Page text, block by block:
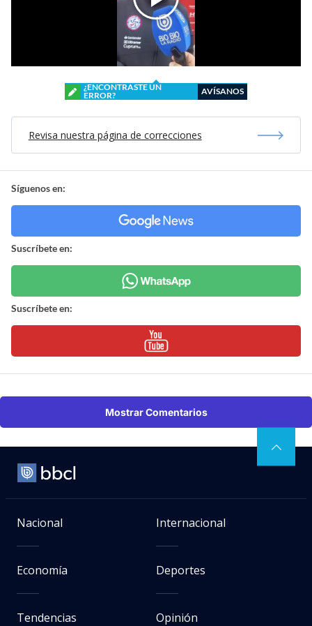
¿ENCONTRASTE UN
ERROR?
AVÍSANOS
Revisa nuestra página de correcciones
Síguenos en:
Suscríbete en:
Suscríbete en:
Mostrar Comentarios
Nacional Internacional
Economía Deportes
Tendencias Opinión